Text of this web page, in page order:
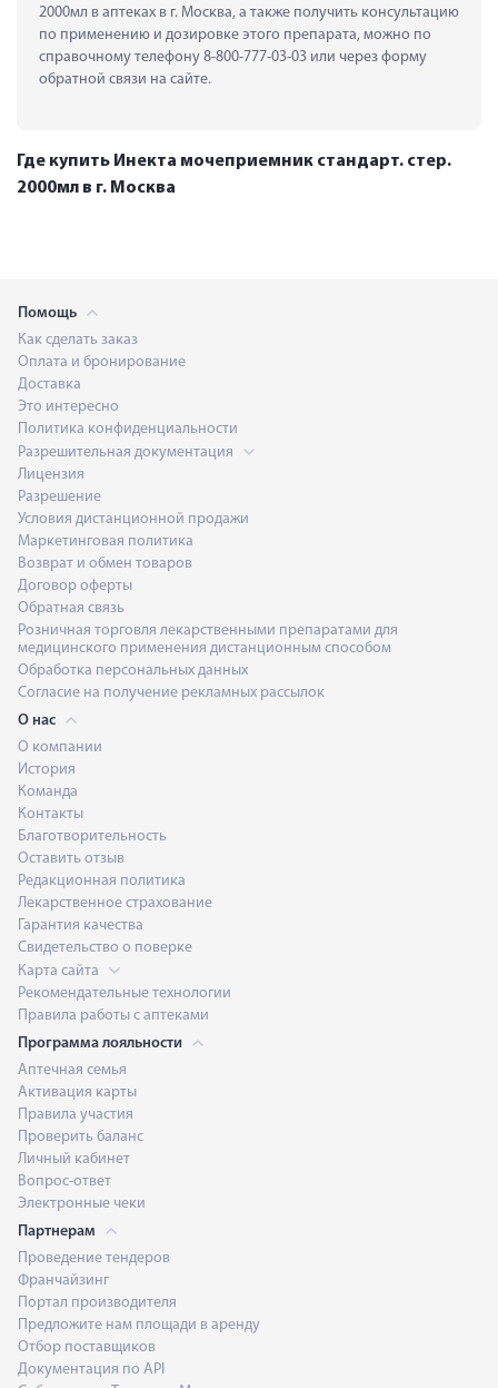
2000мл в аптеках в г. Москва, а также получить консультацию
по применению и дозировке этого препарата, можно по
справочному телефону 8-800-777-03-03 или через форму
обратной связи на сайте.
Где купить Инекта мочеприемник стандарт. стер.
2000мл в г. Москва
Помощь
Как сделать заказ
Оплата и бронирование
Доставка
Это интересно
Политика конфиденциальности
Разрешительная документация
Лицензия
Разрешение
Условия дистанционной продажи
Маркетинговая политика
Возврат и обмен товаров
Договор оферты
Обратная связь
Розничная торговля лекарственными препаратами для
медицинского применения дистанционным способом
Обработка персональных данных
Согласие на получение рекламных рассылок
О нас
О компании
История
Команда
Контакты
Благотворительность
Оставить отзыв
Редакционная политика
Лекарственное страхование
Гарантия качества
Свидетельство о поверке
Карта сайта
Рекомендательные технологии
Правила работы с аптеками
Программа лояльности
Аптечная семья
Активация карты
Правила участия
Проверить баланс
Личный кабинет
Вопрос-ответ
Электронные чеки
Партнерам
Проведение тендеров
Франчайзинг
Портал производителя
Предложите нам площади в аренду
Отбор поставщиков
Документация по API